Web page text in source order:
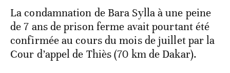
La condamnation de Bara Sylla à une peine
de 7 ans de prison ferme avait pourtant été
confirmée au cours du mois de juillet par la
Cour d’appel de Thiès (70 km de Dakar).